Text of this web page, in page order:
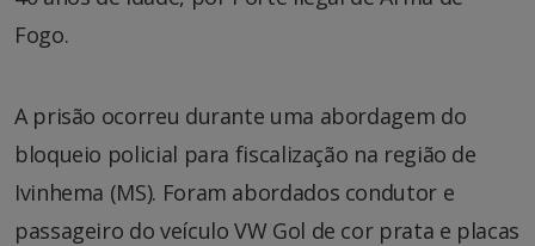
Fogo.
A prisão ocorreu durante uma abordagem do
bloqueio policial para fiscalização na região de
Ivinhema (MS). Foram abordados condutor e
passageiro do veículo VW Gol de cor prata e placas